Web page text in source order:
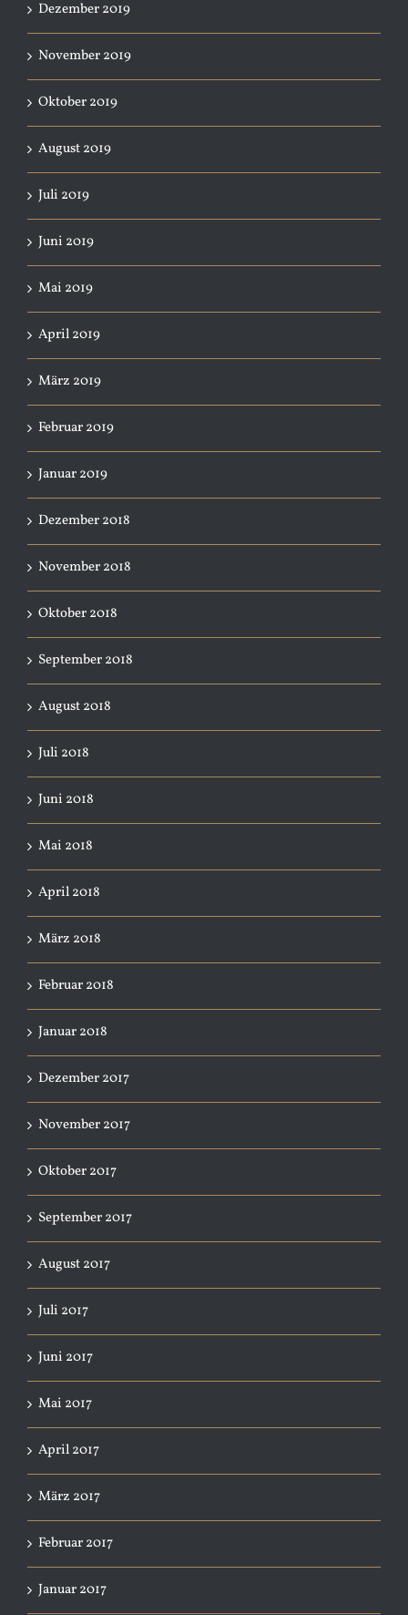
Dezember 2019
November 2019
Oktober 2019
August 2019
Juli 2019
Juni 2019
Mai 2019
April 2019
März 2019
Februar 2019
Januar 2019
Dezember 2018
November 2018
Oktober 2018
September 2018
August 2018
Juli 2018
Juni 2018
Mai 2018
April 2018
März 2018
Februar 2018
Januar 2018
Dezember 2017
November 2017
Oktober 2017
September 2017
August 2017
Juli 2017
Juni 2017
Mai 2017
April 2017
März 2017
Februar 2017
Januar 2017